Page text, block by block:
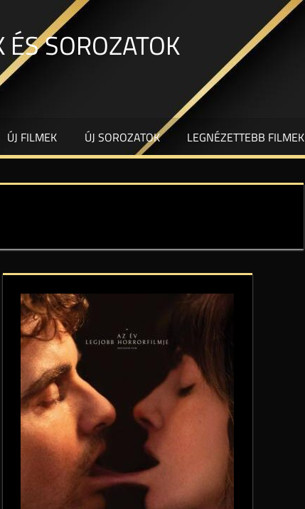
SOROZATOK
ÚJ FILMEK ÚJ SOROZATOK LEGNÉZETTEBB FILMEK